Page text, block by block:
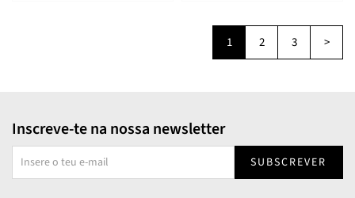
1 2 3 >
Inscreve-te na nossa newsletter
SUBSCREVER